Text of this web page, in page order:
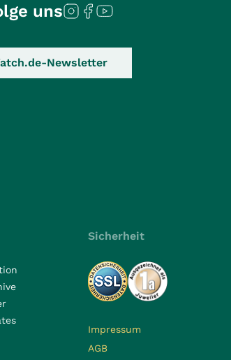
uns
Newsletter
Sicherheit
Impressum
AGB